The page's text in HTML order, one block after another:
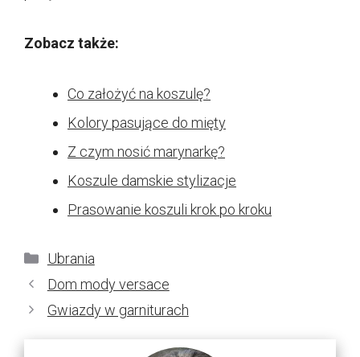
Zobacz także:
Co założyć na koszulę?
Kolory pasujące do mięty
Z czym nosić marynarkę?
Koszule damskie stylizacje
Prasowanie koszuli krok po kroku
Kategorie
Ubrania
Dom mody versace
Gwiazdy w garniturach